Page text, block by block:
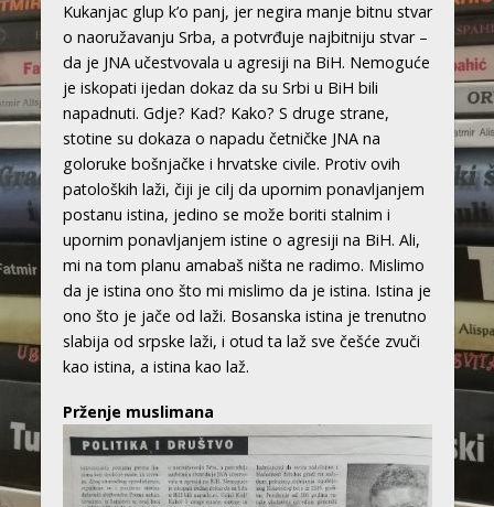
Kukanjac glup k’o panj, jer negira manje bitnu stvar
o naoružavanju Srba, a potvrđuje najbitniju stvar –
da je JNA učestvovala u agresiji na BiH. Nemoguće
je iskopati ijedan dokaz da su Srbi u BiH bili
napadnuti. Gdje? Kad? Kako? S druge strane,
stotine su dokaza o napadu četničke JNA na
goloruke bošnjačke i hrvatske civile. Protiv ovih
patoloških laži, čiji je cilj da upornim ponavljanjem
postanu istina, jedino se može boriti stalnim i
upornim ponavljanjem istine o agresiji na BiH. Ali,
mi na tom planu amabaš ništa ne radimo. Mislimo
da je istina ono što mi mislimo da je istina. Istina je
ono što je jače od laži. Bosanska istina je trenutno
slabija od srpske laži, i otud ta laž sve češće zvuči
kao istina, a istina kao laž.
Prženje muslimana